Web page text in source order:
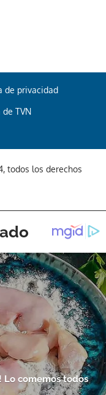
de privacidad
de TVN
todos los derechos